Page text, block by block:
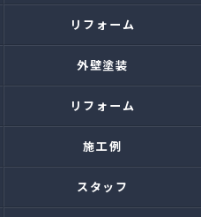
リフォーム
外壁塗装
リフォーム
施工例
スタッフ